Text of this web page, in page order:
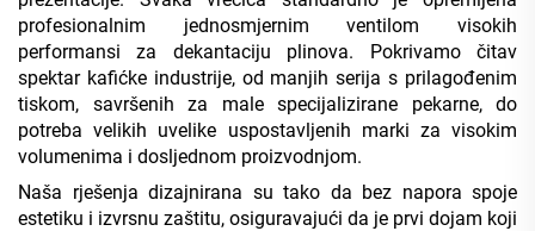
profesionalnim jednosmjernim ventilom visokih
performansi za dekantaciju plinova. Pokrivamo čitav
spektar kafićke industrije, od manjih serija s prilagođenim
tiskom, savršenih za male specijalizirane pekarne, do
potreba velikih uvelike uspostavljenih marki za visokim
volumenima i dosljednom proizvodnjom.
Naša rješenja dizajnirana su tako da bez napora spoje
estetiku i izvrsnu zaštitu, osiguravajući da je prvi dojam koji